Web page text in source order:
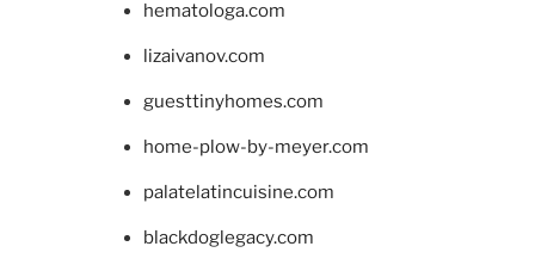
hematologa.com
lizaivanov.com
guesttinyhomes.com
home-plow-by-meyer.com
palatelatincuisine.com
blackdoglegacy.com